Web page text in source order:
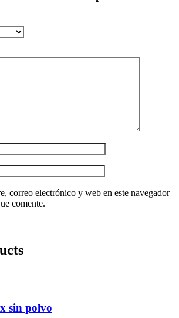
correo electrónico y web en este navegador
comente.
sin polvo